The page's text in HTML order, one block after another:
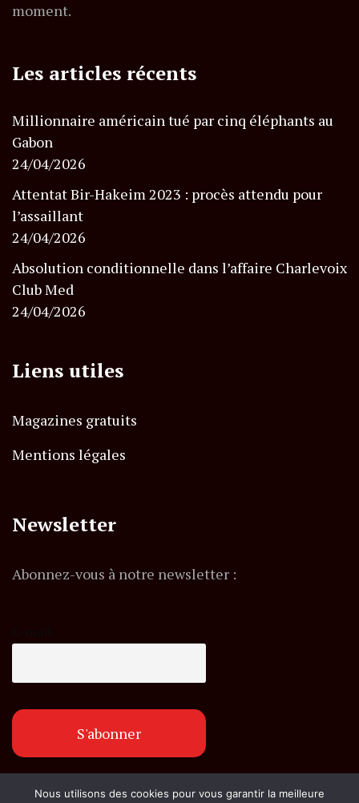
moment.
Les articles récents
Millionnaire américain tué par cinq éléphants au
Gabon
24/04/2026
Attentat Bir-Hakeim 2023 : procès attendu pour
l’assaillant
24/04/2026
Absolution conditionnelle dans l’affaire Charlevoix
Club Med
24/04/2026
Liens utiles
Magazines gratuits
Mentions légales
Newsletter
Abonnez-vous à notre newsletter :
Nous utilisons des cookies pour vous garantir la meilleure